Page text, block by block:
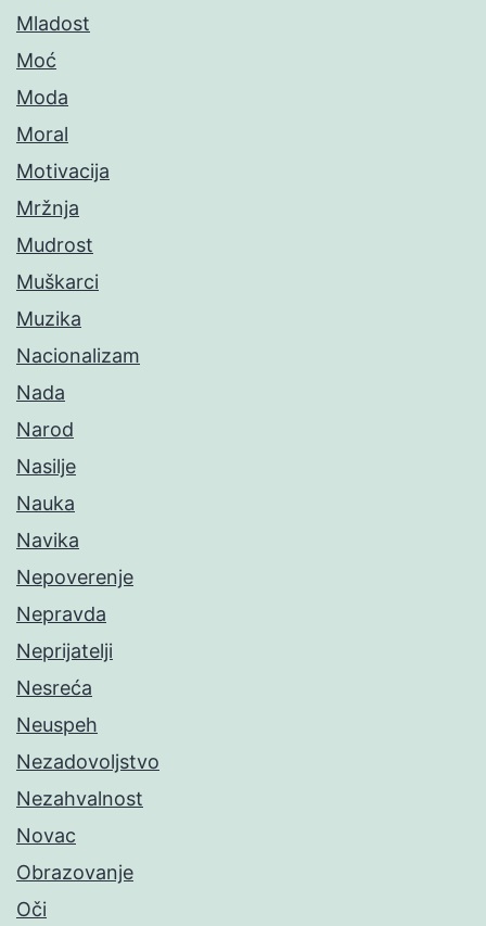
Mladost
Moć
Moda
Moral
Motivacija
Mržnja
Mudrost
Muškarci
Muzika
Nacionalizam
Nada
Narod
Nasilje
Nauka
Navika
Nepoverenje
Nepravda
Neprijatelji
Nesreća
Neuspeh
Nezadovoljstvo
Nezahvalnost
Novac
Obrazovanje
Oči